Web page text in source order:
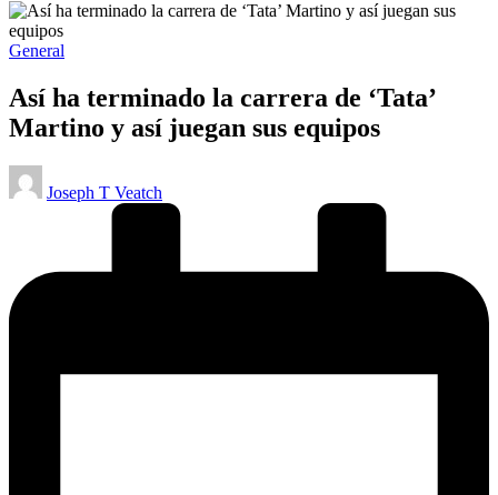
Publicado
General
Así ha terminado la carrera de ‘Tata’
Martino y así juegan sus equipos
Publicado
por
Joseph T Veatch